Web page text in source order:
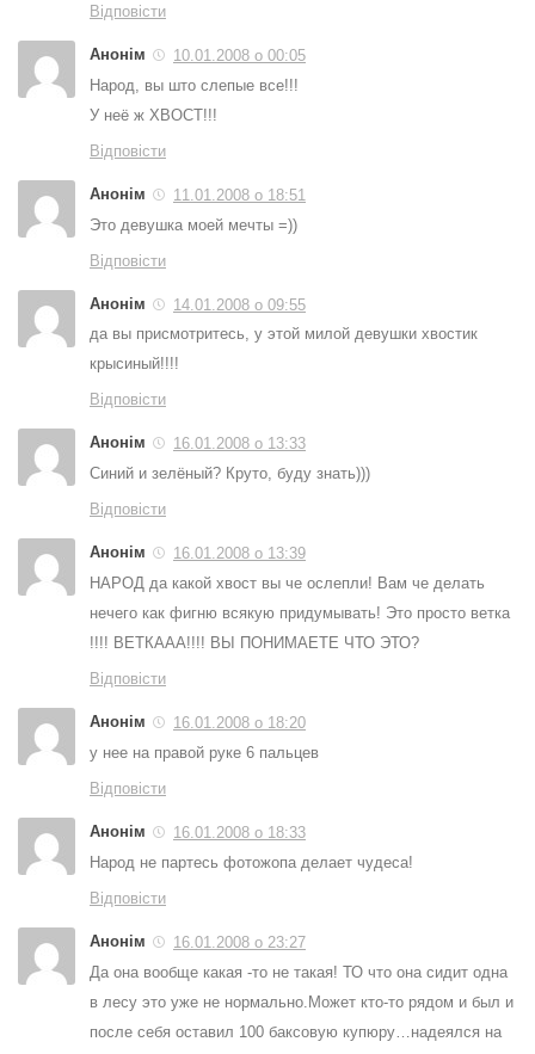
Відповісти
Анонім
10.01.2008 о 00:05
Народ, вы што слепые все!!!
У неё ж ХВОСТ!!!
Відповісти
Анонім
11.01.2008 о 18:51
Это девушка моей мечты =))
Відповісти
Анонім
14.01.2008 о 09:55
да вы присмотритесь, у этой милой девушки хвостик
крысиный!!!!
Відповісти
Анонім
16.01.2008 о 13:33
Синий и зелёный? Круто, буду знать)))
Відповісти
Анонім
16.01.2008 о 13:39
НАРОД да какой хвост вы че ослепли! Вам че делать
нечего как фигню всякую придумывать! Это просто ветка
!!!! ВЕТКААА!!!! ВЫ ПОНИМАЕТЕ ЧТО ЭТО?
Відповісти
Анонім
16.01.2008 о 18:20
у нее на правой руке 6 пальцев
Відповісти
Анонім
16.01.2008 о 18:33
Народ не партесь фотожопа делает чудеса!
Відповісти
Анонім
16.01.2008 о 23:27
Да она вообще какая -то не такая! ТО что она сидит одна
в лесу это уже не нормально.Может кто-то рядом и был и
после себя оставил 100 баксовую купюру…надеялся на